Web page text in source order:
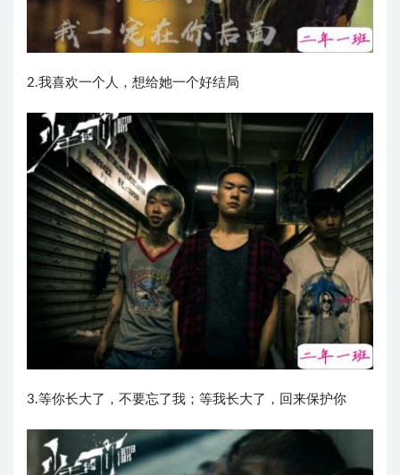
2.我喜欢一个人，想给她一个好结局
3.等你长大了，不要忘了我；等我长大了，回来保护你